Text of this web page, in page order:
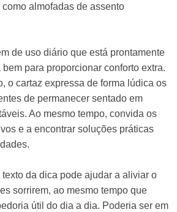
almofadas de assento
de uso diário que está prontamente
para proporcionar conforto extra.
o cartaz expressa de forma lúdica os
de permanecer sentado em
Ao mesmo tempo, convida os
e a encontrar soluções práticas
da dica pode ajudar a aliviar o
sorrirem, ao mesmo tempo que
útil do dia a dia. Poderia ser em